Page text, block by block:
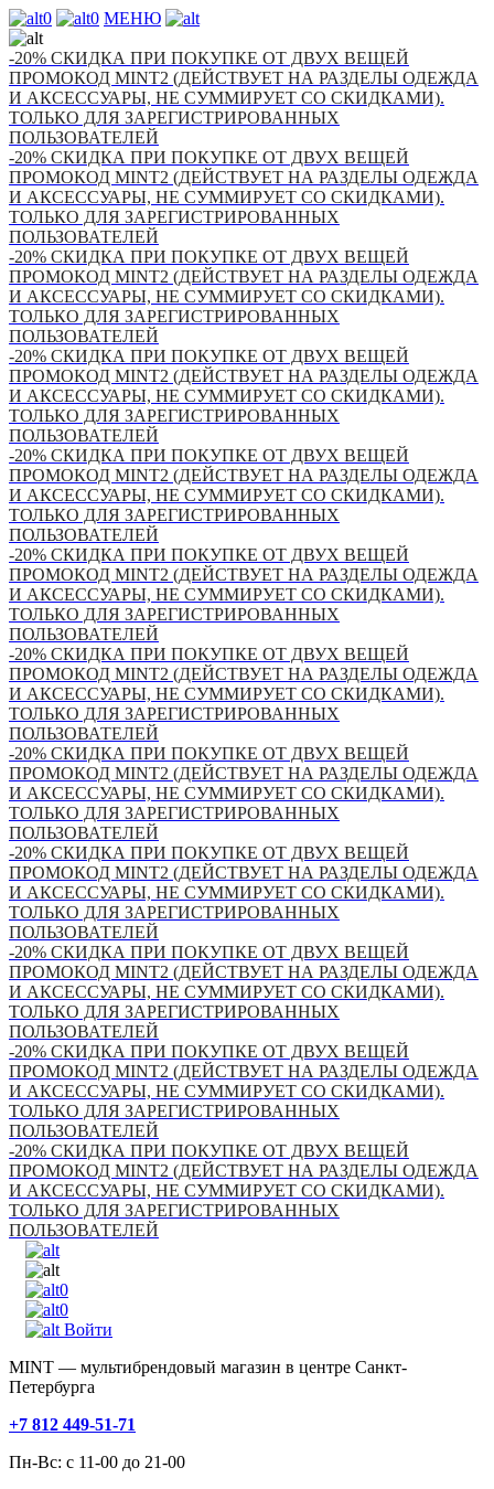
0 0 МЕНЮ
-20% СКИДКА ПРИ ПОКУПКЕ ОТ ДВУХ ВЕЩЕЙ
ПРОМОКОД MINT2 (ДЕЙСТВУЕТ НА РАЗДЕЛЫ ОДЕЖДА
И АКСЕССУАРЫ, НЕ СУММИРУЕТ СО СКИДКАМИ).
ТОЛЬКО ДЛЯ ЗАРЕГИСТРИРОВАННЫХ
ПОЛЬЗОВАТЕЛЕЙ
-20% СКИДКА ПРИ ПОКУПКЕ ОТ ДВУХ ВЕЩЕЙ
ПРОМОКОД MINT2 (ДЕЙСТВУЕТ НА РАЗДЕЛЫ ОДЕЖДА
И АКСЕССУАРЫ, НЕ СУММИРУЕТ СО СКИДКАМИ).
ТОЛЬКО ДЛЯ ЗАРЕГИСТРИРОВАННЫХ
ПОЛЬЗОВАТЕЛЕЙ
-20% СКИДКА ПРИ ПОКУПКЕ ОТ ДВУХ ВЕЩЕЙ
ПРОМОКОД MINT2 (ДЕЙСТВУЕТ НА РАЗДЕЛЫ ОДЕЖДА
И АКСЕССУАРЫ, НЕ СУММИРУЕТ СО СКИДКАМИ).
ТОЛЬКО ДЛЯ ЗАРЕГИСТРИРОВАННЫХ
ПОЛЬЗОВАТЕЛЕЙ
-20% СКИДКА ПРИ ПОКУПКЕ ОТ ДВУХ ВЕЩЕЙ
ПРОМОКОД MINT2 (ДЕЙСТВУЕТ НА РАЗДЕЛЫ ОДЕЖДА
И АКСЕССУАРЫ, НЕ СУММИРУЕТ СО СКИДКАМИ).
ТОЛЬКО ДЛЯ ЗАРЕГИСТРИРОВАННЫХ
ПОЛЬЗОВАТЕЛЕЙ
-20% СКИДКА ПРИ ПОКУПКЕ ОТ ДВУХ ВЕЩЕЙ
ПРОМОКОД MINT2 (ДЕЙСТВУЕТ НА РАЗДЕЛЫ ОДЕЖДА
И АКСЕССУАРЫ, НЕ СУММИРУЕТ СО СКИДКАМИ).
ТОЛЬКО ДЛЯ ЗАРЕГИСТРИРОВАННЫХ
ПОЛЬЗОВАТЕЛЕЙ
-20% СКИДКА ПРИ ПОКУПКЕ ОТ ДВУХ ВЕЩЕЙ
ПРОМОКОД MINT2 (ДЕЙСТВУЕТ НА РАЗДЕЛЫ ОДЕЖДА
И АКСЕССУАРЫ, НЕ СУММИРУЕТ СО СКИДКАМИ).
ТОЛЬКО ДЛЯ ЗАРЕГИСТРИРОВАННЫХ
ПОЛЬЗОВАТЕЛЕЙ
-20% СКИДКА ПРИ ПОКУПКЕ ОТ ДВУХ ВЕЩЕЙ
ПРОМОКОД MINT2 (ДЕЙСТВУЕТ НА РАЗДЕЛЫ ОДЕЖДА
И АКСЕССУАРЫ, НЕ СУММИРУЕТ СО СКИДКАМИ).
ТОЛЬКО ДЛЯ ЗАРЕГИСТРИРОВАННЫХ
ПОЛЬЗОВАТЕЛЕЙ
-20% СКИДКА ПРИ ПОКУПКЕ ОТ ДВУХ ВЕЩЕЙ
ПРОМОКОД MINT2 (ДЕЙСТВУЕТ НА РАЗДЕЛЫ ОДЕЖДА
И АКСЕССУАРЫ, НЕ СУММИРУЕТ СО СКИДКАМИ).
ТОЛЬКО ДЛЯ ЗАРЕГИСТРИРОВАННЫХ
ПОЛЬЗОВАТЕЛЕЙ
-20% СКИДКА ПРИ ПОКУПКЕ ОТ ДВУХ ВЕЩЕЙ
ПРОМОКОД MINT2 (ДЕЙСТВУЕТ НА РАЗДЕЛЫ ОДЕЖДА
И АКСЕССУАРЫ, НЕ СУММИРУЕТ СО СКИДКАМИ).
ТОЛЬКО ДЛЯ ЗАРЕГИСТРИРОВАННЫХ
ПОЛЬЗОВАТЕЛЕЙ
-20% СКИДКА ПРИ ПОКУПКЕ ОТ ДВУХ ВЕЩЕЙ
ПРОМОКОД MINT2 (ДЕЙСТВУЕТ НА РАЗДЕЛЫ ОДЕЖДА
И АКСЕССУАРЫ, НЕ СУММИРУЕТ СО СКИДКАМИ).
ТОЛЬКО ДЛЯ ЗАРЕГИСТРИРОВАННЫХ
ПОЛЬЗОВАТЕЛЕЙ
-20% СКИДКА ПРИ ПОКУПКЕ ОТ ДВУХ ВЕЩЕЙ
ПРОМОКОД MINT2 (ДЕЙСТВУЕТ НА РАЗДЕЛЫ ОДЕЖДА
И АКСЕССУАРЫ, НЕ СУММИРУЕТ СО СКИДКАМИ).
ТОЛЬКО ДЛЯ ЗАРЕГИСТРИРОВАННЫХ
ПОЛЬЗОВАТЕЛЕЙ
-20% СКИДКА ПРИ ПОКУПКЕ ОТ ДВУХ ВЕЩЕЙ
ПРОМОКОД MINT2 (ДЕЙСТВУЕТ НА РАЗДЕЛЫ ОДЕЖДА
И АКСЕССУАРЫ, НЕ СУММИРУЕТ СО СКИДКАМИ).
ТОЛЬКО ДЛЯ ЗАРЕГИСТРИРОВАННЫХ
ПОЛЬЗОВАТЕЛЕЙ
0
0
Войти
MINT — мультибрендовый магазин в центре Санкт-
Петербурга
+7 812 449-51-71
Пн-Вс: с 11-00 до 21-00